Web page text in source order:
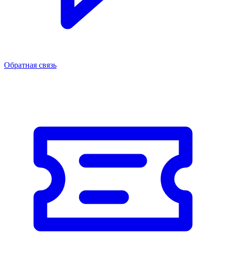
Обратная связь